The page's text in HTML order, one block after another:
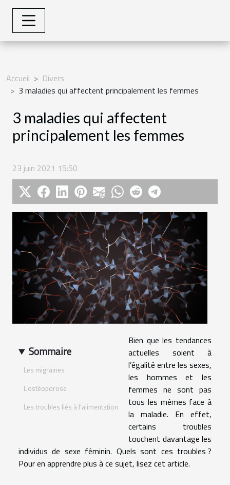
Accueil
Divers
3 maladies qui affectent principalement les femmes
3 maladies qui affectent
principalement les femmes
23 juin 2021 15:50
Sommaire
Les migraines
L’ostéoporose
Les troubles liés à l’alimentation
Bien que les tendances
actuelles soient à
l’égalité entre les sexes,
les hommes et les
femmes ne sont pas
tous les mêmes face à
la maladie. En effet,
certains troubles
touchent davantage les
individus de sexe féminin. Quels sont ces troubles ?
Pour en apprendre plus à ce sujet, lisez cet article.